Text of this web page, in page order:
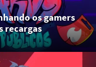
os gamers
recargas